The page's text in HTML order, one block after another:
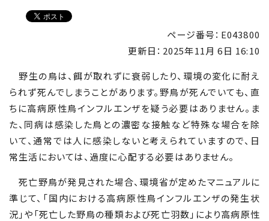
ページ番号：E043800
更新日： 2025年11月 6日 16:10
野生の鳥は、餌が取れずに衰弱したり、環境の変化に耐え
られず死んでしまうことがあります。野鳥が死んでいても、直
ちに高病原性鳥インフルエンザを疑う必要はありません。ま
た、同病は感染した鳥との濃密な接触など特殊な場合を除
いて、通常では人に感染しないと考えられていますので、日
常生活においては、過度に心配する必要はありません。
死亡野鳥が発見された場合、環境省が定めたマニュアルに
準じて、「国内における高病原性鳥インフルエンザの発生状
況」や「死亡した野鳥の種類および死亡羽数」により高病原性